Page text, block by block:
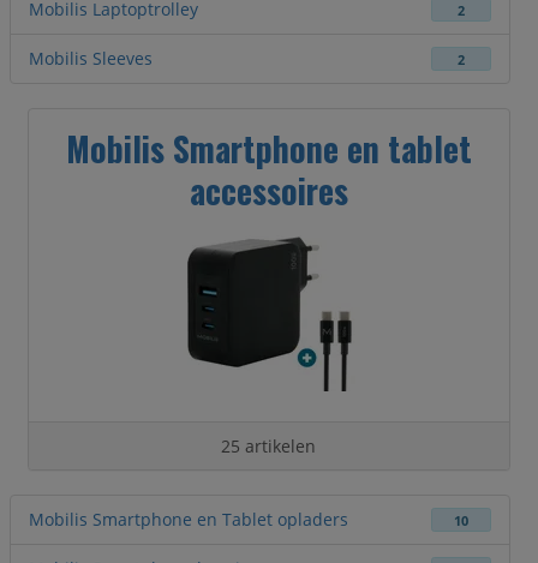
Mobilis Laptoptrolley 2
Mobilis Sleeves 2
Mobilis Smartphone en tablet
accessoires
25 artikelen
Mobilis Smartphone en Tablet opladers 10